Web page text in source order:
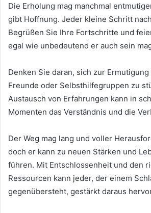
Die Erholung mag manchmal
gibt Hoffnung. Jeder kleine Schritt
Begrüßen Sie Ihre Fortschritte und
egal wie unbedeutend er auch sein
Denken Sie daran, sich zur Ermutigung
Freunde oder Selbsthilfegruppen zu
Austausch von Erfahrungen kann in
Momenten das Verständnis und die
Der Weg mag lang und voller
doch er kann zu neuen Stärken und
führen. Mit Entschlossenheit und den
Ressourcen kann jeder, der einem
gegenübersteht, gestärkt daraus